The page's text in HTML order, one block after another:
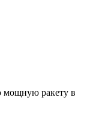
мощную ракету в